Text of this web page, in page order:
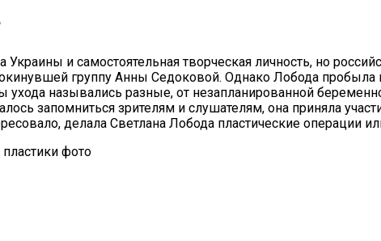
Украины и самостоятельная творческая личность, но
группу Анны Седоковой. Однако Лобода
назывались разные, от незапланированной
запомниться зрителям и слушателям, она приняла
делала Светлана Лобода пластические операции